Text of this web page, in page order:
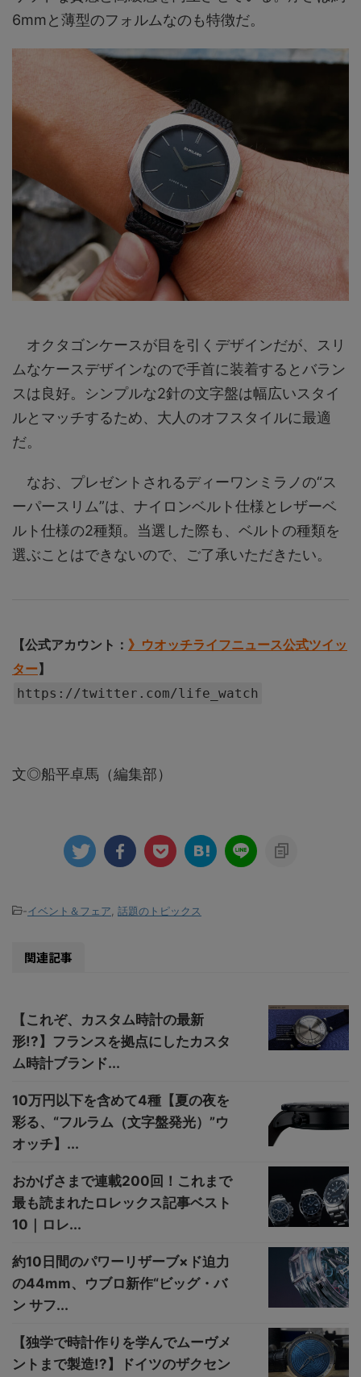
6mmと薄型のフォルムなのも特徴だ。
オクタゴンケースが目を引くデザインだが、スリ
ムなケースデザインなので手首に装着するとバラン
スは良好。シンプルな2針の文字盤は幅広いスタイ
ルとマッチするため、大人のオフスタイルに最適
だ。
なお、プレゼントされるディーワンミラノの“ス
ーパースリム”は、ナイロンベルト仕様とレザーベ
ルト仕様の2種類。当選した際も、ベルトの種類を
選ぶことはできないので、ご了承いただきたい。
【公式アカウント： 》ウオッチライフニュース公式ツイッ
ター】
https://twitter.com/life_watch
文◎船平卓馬（編集部）
-イベント＆フェア 話題のトピックス
関連記事
【これぞ、カスタム時計の最新
形!?】フランスを拠点にしたカスタ
ム時計ブランド...
10万円以下を含めて4種【夏の夜を
彩る、“フルラム（文字盤発光）”ウ
オッチ】...
おかげさまで連載200回！これまで
最も読まれたロレックス記事ベスト
10｜ロレ...
約10日間のパワーリザーブ×ド迫力
の44mm、ウブロ新作“ビッグ・バ
ン サフ...
【独学で時計作りを学んでムーヴメ
ントまで製造!?】ドイツのザクセン